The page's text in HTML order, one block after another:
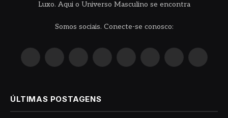
Luxo. Aqui o Universo Masculino se encontra
Somos sociais. Conecte-se conosco:
InstagramPinterestYouTube LinkedIn WhatsAppReddit TikTok
ÚLTIMAS POSTAGENS